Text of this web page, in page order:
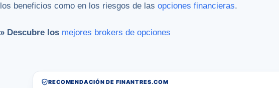
los beneficios como en los riesgos de las opciones financieras.
» Descubre los mejores brokers de opciones
RECOMENDACIÓN DE FINANTRES.COM